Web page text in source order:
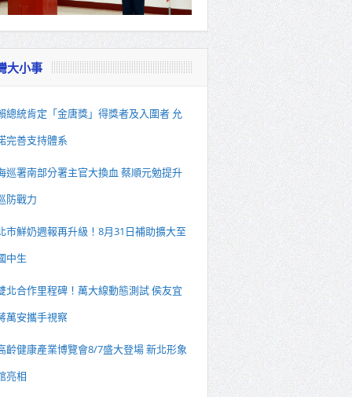
大小事
總統肯定「金唐獎」得獎者及入圍者 允
完善支持體系
巡署南部分署主官大換血 蔡順元勉提升
防戰力
市鮮奶週報再升級！8月31日補助擴大至
中生
北合作里程碑！萬大線動態測試 侯友宜
萬安攜手視察
齡健康產業博覽會8/7盛大登場 新北形象
亮相